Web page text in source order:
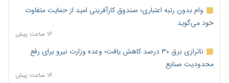
وام بدون رتبه اعتباری؛ صندوق کارآفرینی امید از حمایت متفاوت
خود می‌گوید
۱۶ ساعت پیش
ناترازی برق ۳۰ درصد کاهش یافت؛ وعده وزارت نیرو برای رفع
محدودیت صنایع
۱۶ ساعت پیش